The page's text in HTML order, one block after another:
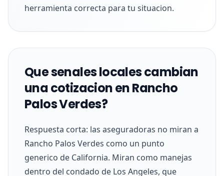
herramienta correcta para tu situacion.
Que senales locales cambian
una cotizacion en Rancho
Palos Verdes?
Respuesta corta: las aseguradoras no miran a
Rancho Palos Verdes como un punto
generico de California. Miran como manejas
dentro del condado de Los Angeles, que